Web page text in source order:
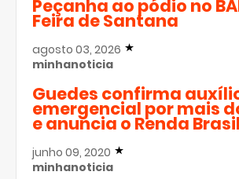
Peçanha ao pódio no
Feira de Santana
agosto 03, 2026
minhanoticia
Guedes confirma
emergencial por mais
e anuncia o Renda Brasil
junho 09, 2020
minhanoticia